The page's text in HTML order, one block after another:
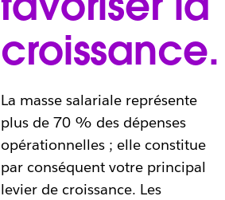
croissance.
La masse salariale représente
plus de 70 % des dépenses
opérationnelles ; elle constitue
par conséquent votre principal
levier de croissance. Les